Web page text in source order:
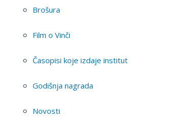
Brošura
Film o Vinči
Časopisi koje izdaje institut
Godišnja nagrada
Novosti